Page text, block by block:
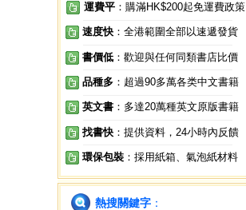
運費平 ：購滿HK$200起免運費政策
速度快 ：全港範圍全部以速遞發貨
書價低 ：歡迎與任何同類書店比價
品種多 ：超過90多萬各类中文書籍
英文書 ：多達20萬種英文原版書籍
找書快 ：提供資料，24小時內反饋
環保包裝 ：採用紙箱、氣泡紙材料
熱搜關鍵字 ：